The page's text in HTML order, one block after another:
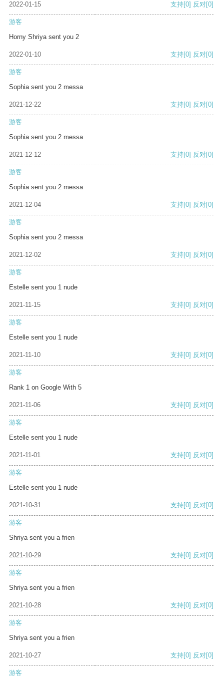
2022-01-15 支持[0] 反对[0]
游客
Horny Shriya sent you 2
2022-01-10 支持[0] 反对[0]
游客
Sophia sent you 2 messa
2021-12-22 支持[0] 反对[0]
游客
Sophia sent you 2 messa
2021-12-12 支持[0] 反对[0]
游客
Sophia sent you 2 messa
2021-12-04 支持[0] 反对[0]
游客
Sophia sent you 2 messa
2021-12-02 支持[0] 反对[0]
游客
Estelle sent you 1 nude
2021-11-15 支持[0] 反对[0]
游客
Estelle sent you 1 nude
2021-11-10 支持[0] 反对[0]
游客
Rank 1 on Google With 5
2021-11-06 支持[0] 反对[0]
游客
Estelle sent you 1 nude
2021-11-01 支持[0] 反对[0]
游客
Estelle sent you 1 nude
2021-10-31 支持[0] 反对[0]
游客
Shriya sent you a frien
2021-10-29 支持[0] 反对[0]
游客
Shriya sent you a frien
2021-10-28 支持[0] 反对[0]
游客
Shriya sent you a frien
2021-10-27 支持[0] 反对[0]
游客